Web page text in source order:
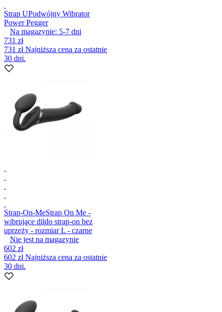
Strap UPodwójny Wibrator
Power Pegger
Na magazynie: 5-7 dni
731 zł
731 złNajniższa cena za ostatnie
30 dni.
Strap-On-MeStrap On Me -
wibrujące dildo strap-on bez
uprzęży - rozmiar L - czarne
Nie jest na magazynie
602 zł
602 złNajniższa cena za ostatnie
30 dni.